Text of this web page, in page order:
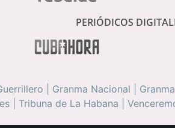
PERIÓDICOS
Granma Nacional
| Tribuna de La Habana